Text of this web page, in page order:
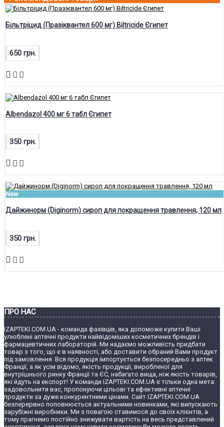
Більтріцид (Празіквантел 600 мг) Biltricide Єгипет
650 грн.
Albendazol 400 мг 6 табл Єгипет
350 грн.
New
Дайжинорм (Diginorm) сироп для покращення травлення, 120 мл
350 грн.
ПРО НАС
IZAPTEKI.COM.UA - команда фахівців, яка допоможе купити Ваші
улюблені аптечні продукти найвідоміших косметичних брендів і
фармацевтичних лабораторій. Ми надаємо можливість придбати
товар з того, що є в наявності, або доставити обраний Вами продукт
під замовлення. Вся продукція імпортується безпосередньо з аптек
Франції, а як усім відомо, якість продукції, виробленої для
внутрішнього ринку Франції та ЄС, набагато вища, ніж якість товарів,
які йдуть на експорт! У команди IZAPTEKI.COM.UA є тільки одна мета:
задовольнити вас, пропонуючи цільові та ефективні аптечні
продукти за дуже конкурентними цінами. Сайт IZAPTEKI.COM.UA
безперервно поповнюється актуальними новинками, які випускають
зарубіжні виробники. Ми з повагою ставимося до своїх клієнтів, а
тому прагнемо постійно знижувати вартість на весь представлений